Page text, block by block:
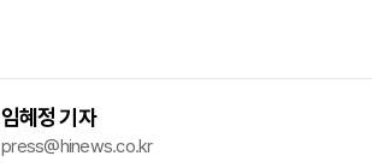
임혜정 기자
press@hinews.co.kr